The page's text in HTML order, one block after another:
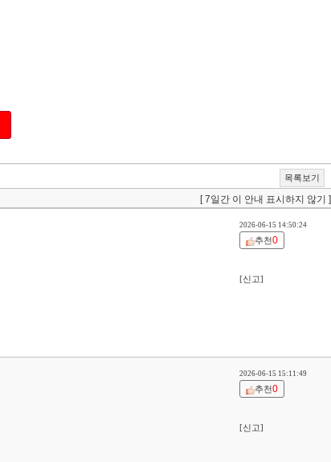
목록보기
[ 7일간 이 안내 표시하지 않기 ]
2026-06-15 14:50:24
추천0
[신고]
2026-06-15 15:11:49
추천0
[신고]